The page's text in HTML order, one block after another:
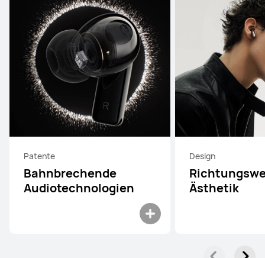
Patente
Bahnbrechende
Audiotechnologien
Design
Ästhetik